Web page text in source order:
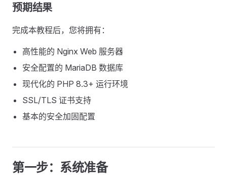
预期结果
完成本教程后，您将拥有：
高性能的 Nginx Web 服务器
安全配置的 MariaDB 数据库
现代化的 PHP 8.3+ 运行环境
SSL/TLS 证书支持
基本的安全加固配置
第一步：系统准备